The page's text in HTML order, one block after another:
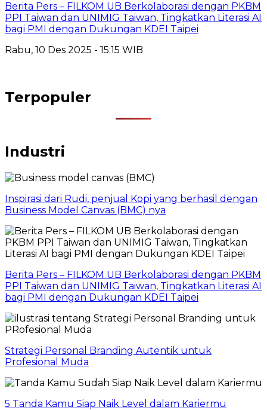
Berita Pers – FILKOM UB Berkolaborasi dengan PKBM
PPI Taiwan dan UNIMIG Taiwan, Tingkatkan Literasi AI
bagi PMI dengan Dukungan KDEI Taipei
Rabu, 10 Des 2025 - 15:15 WIB
Terpopuler
Industri
Inspirasi dari Rudi, penjual Kopi yang berhasil dengan
Business Model Canvas (BMC) nya
Berita Pers – FILKOM UB Berkolaborasi dengan PKBM
PPI Taiwan dan UNIMIG Taiwan, Tingkatkan Literasi AI
bagi PMI dengan Dukungan KDEI Taipei
Strategi Personal Branding Autentik untuk
Profesional Muda
5 Tanda Kamu Siap Naik Level dalam Kariermu